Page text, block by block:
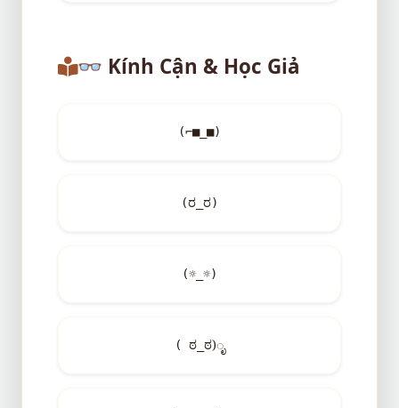
👓 Kính Cận & Học Giả
(⌐■_■)
(ರ_ರ)
(☼_☼)
( ಠ_ಠ)ೃ